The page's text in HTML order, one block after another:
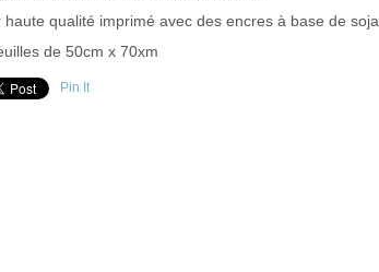
qualité imprimé avec des encres à base de soja
de 50cm x 70xm
Pin It